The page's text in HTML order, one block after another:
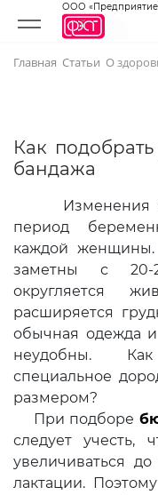
ООО «Предприятие
Главная Статьи О
Как
бандажа
Изменения
период
каждой женщины.
заметны с 20-
округляется
расширяется
обычная одежда и
неудобны.
специальное
размером?
При подборе
следует учесть,
увеличиваться
лактации.